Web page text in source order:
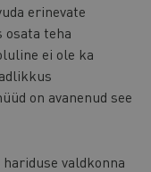
erinevate
osata teha
ei ole ka
on avanenud see
valdkonna